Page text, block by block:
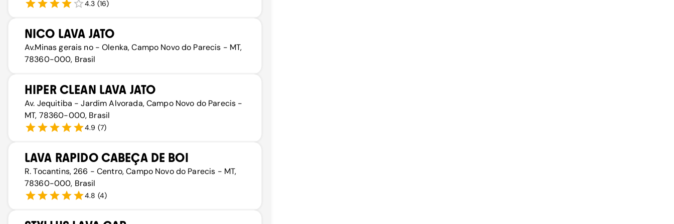
4.3 (16)
NICO LAVA JATO
Av.Minas gerais no - Olenka, Campo Novo do Parecis - MT,
78360-000, Brasil
HIPER CLEAN LAVA JATO
Av. Jequitiba - Jardim Alvorada, Campo Novo do Parecis -
MT, 78360-000, Brasil
4.9 (7)
LAVA RAPIDO CABEÇA DE BOI
R. Tocantins, 266 - Centro, Campo Novo do Parecis - MT,
78360-000, Brasil
4.8 (4)